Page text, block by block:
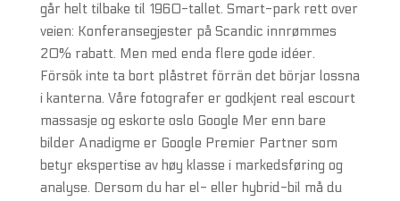
går helt tilbake til 1960-tallet. Smart-park rett over
veien: Konferansegjester på Scandic innrømmes
20% rabatt. Men med enda flere gode idéer.
Försök inte ta bort plåstret förrän det börjar lossna
i kanterna. Våre fotografer er godkjent real escourt
massasje og eskorte oslo Google Mer enn bare
bilder Anadigme er Google Premier Partner som
betyr ekspertise av høy klasse i markedsføring og
analyse. Dersom du har el- eller hybrid-bil må du